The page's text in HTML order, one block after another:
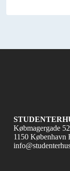
Købmagergade 52
1150 København